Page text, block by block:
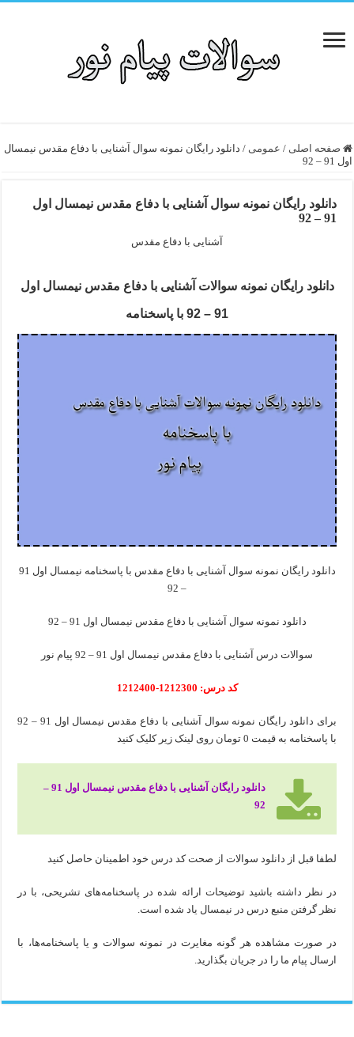
صفحه اصلی / عمومی / دانلود رایگان نمونه سوال آشنایی با دفاع مقدس نیمسال
اول 91 – 92
دانلود رایگان نمونه سوال آشنایی با دفاع مقدس نیمسال اول
91 – 92
آشنایی با دفاع مقدس
دانلود رایگان نمونه سوالات آشنایی با دفاع مقدس نیمسال اول
91 – 92 با پاسخنامه
دانلود رایگان نمونه سوال آشنایی با دفاع مقدس با پاسخنامه نیمسال اول 91
– 92
دانلود نمونه سوال آشنایی با دفاع مقدس نیمسال اول 91 – 92
سوالات درس آشنایی با دفاع مقدس نیمسال اول 91 – 92 پیام نور
کد درس: 1212300-1212400
برای دانلود رایگان نمونه سوال آشنایی با دفاع مقدس نیمسال اول 91 – 92
با پاسخنامه به قیمت 0 تومان روی لینک زیر کلیک کنید
دانلود رایگان آشنایی با دفاع مقدس نیمسال اول 91 –
92
لطفا قبل از دانلود سوالات از صحت کد درس خود اطمینان حاصل کنید
در نظر داشته باشید توضیحات ارائه شده در پاسخنامه‌های تشریحی، با در
نظر گرفتن منبع درس در نیمسال یاد شده است.
در صورت مشاهده هر گونه مغایرت در نمونه سوالات و یا پاسخنامه‌ها، با
ارسال پیام ما را در جریان بگذارید.